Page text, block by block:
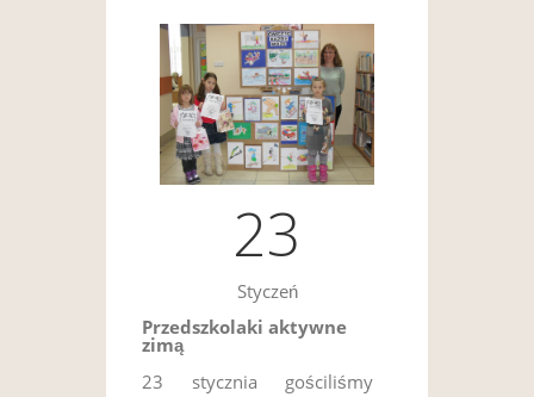
23
Styczeń
Przedszkolaki aktywne
zimą
23 stycznia gościliśmy